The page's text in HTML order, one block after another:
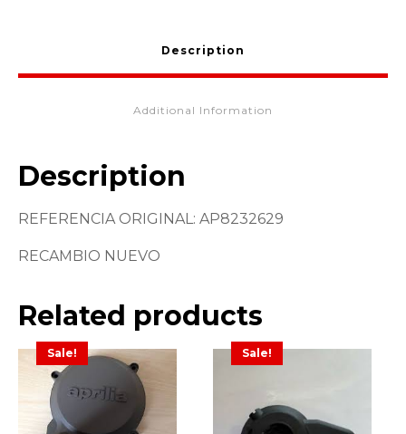
Description
Additional Information
Description
REFERENCIA ORIGINAL: AP8232629
RECAMBIO NUEVO
Related products
Sale! Sale!